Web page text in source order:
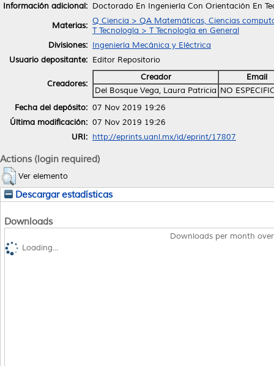
Información adicional: Doctorado En Ingeniería Con Orientación En
Materias: Q Ciencia > QA Matemáticas, Ciencias
T Tecnología > T Tecnología en General
Divisiones: Ingeniería Mecánica y Eléctrica
Usuario depositante: Editor Repositorio
Creadores:
Creador
Email
Del Bosque Vega, Laura Patricia NO
Fecha del depósito: 07 Nov 2019 19:26
Última modificación: 07 Nov 2019 19:26
URI: http://eprints.uanl.mx/id/eprint/17807
Actions (login required)
Ver elemento
Descargar estadísticas
Downloads
Downloads per month
Loading...